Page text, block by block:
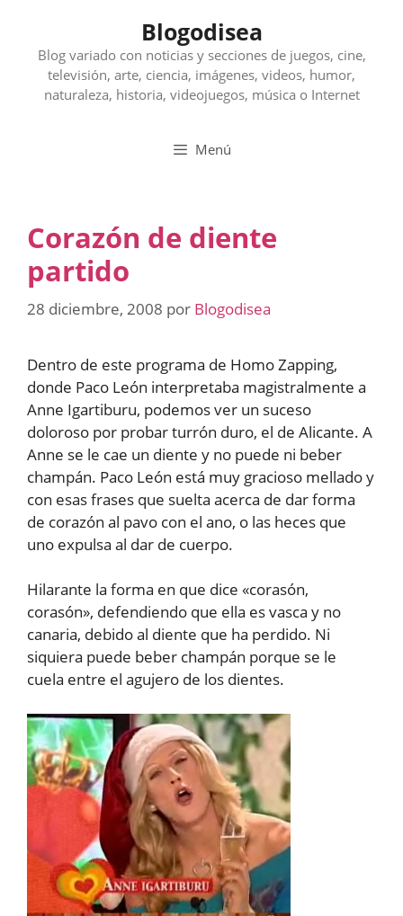
contenido
Blogodisea
Blog variado con noticias y secciones de juegos, cine,
televisión, arte, ciencia, imágenes, videos, humor,
naturaleza, historia, videojuegos, música o Internet
Menú
Corazón de diente
partido
28 diciembre, 2008 por Blogodisea
Dentro de este programa de Homo Zapping,
donde Paco León interpretaba magistralmente a
Anne Igartiburu, podemos ver un suceso
doloroso por probar turrón duro, el de Alicante. A
Anne se le cae un diente y no puede ni beber
champán. Paco León está muy gracioso mellado y
con esas frases que suelta acerca de dar forma
de corazón al pavo con el ano, o las heces que
uno expulsa al dar de cuerpo.
Hilarante la forma en que dice «corasón,
corasón», defendiendo que ella es vasca y no
canaria, debido al diente que ha perdido. Ni
siquiera puede beber champán porque se le
cuela entre el agujero de los dientes.